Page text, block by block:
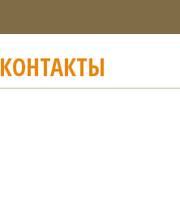
КОНТАКТЫ